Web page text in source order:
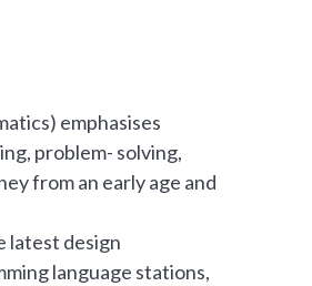
emphasises
problem- solving,
from an early age and
latest design
language stations,